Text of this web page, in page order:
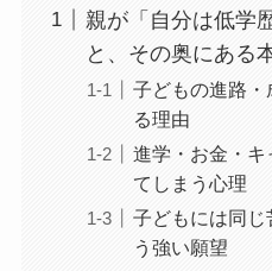
親が「自分は低学
と、その奥にある
子どもの進路
る理由
進学・お金・キ
てしまう心理
子どもには同
う強い願望